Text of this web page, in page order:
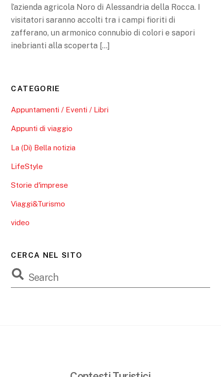
l’azienda agricola Noro di Alessandria della Rocca. I
visitatori saranno accolti tra i campi fioriti di
zafferano, un armonico connubio di colori e sapori
inebrianti alla scoperta […]
CATEGORIE
Appuntamenti / Eventi / Libri
Appunti di viaggio
La (Di) Bella notizia
LifeStyle
Storie d'imprese
Viaggi&Turismo
video
CERCA NEL SITO